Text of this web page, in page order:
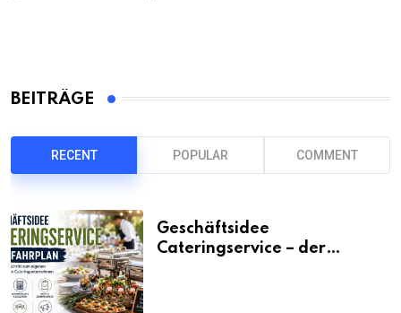
BEITRÄGE
RECENT POPULAR COMMENT
Geschäftsidee
Cateringservice – der